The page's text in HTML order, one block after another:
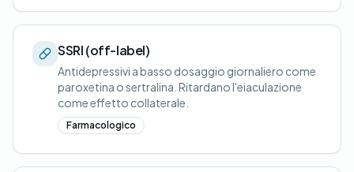
SSRI (off-label)
Antidepressivi a basso dosaggio giornaliero come
paroxetina o sertralina. Ritardano l'eiaculazione
come effetto collaterale.
Farmacologico